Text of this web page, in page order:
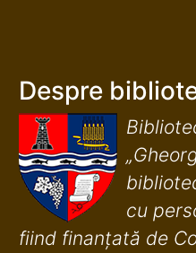
Despre
cu
fiind finanţată de